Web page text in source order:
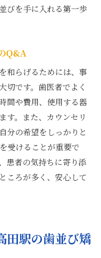
びを手に入れる第一歩
Q&A
和らげるためには、事
切です。歯医者でよく
間や費用、使用する器
す。また、カウンセリ
分の希望をしっかりと
受けることが重要で
患者の気持ちに寄り添
ころが多く、安心して
田駅の歯並び矯